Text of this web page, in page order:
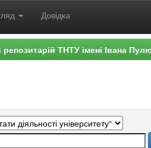
Довідка
ТНТУ імені Івана